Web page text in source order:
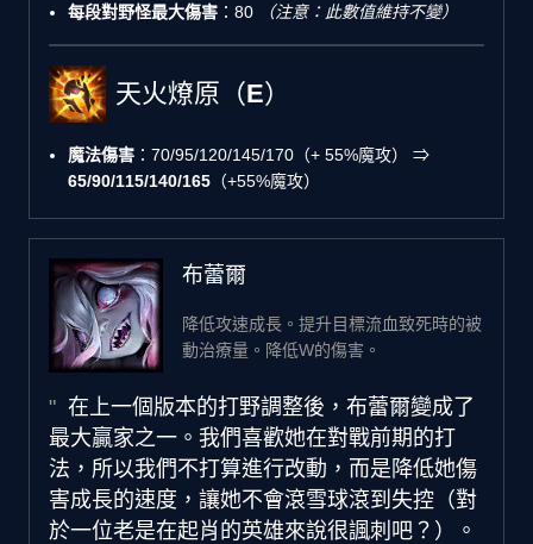
每段對野怪最大傷害 ：80 （注意：此數值維持不變）
天火燎原（E）
魔法傷害 ：70/95/120/145/170（+ 55%魔攻） ⇒
65/90/115/140/165 （+55%魔攻）
布蕾爾
降低攻速成長。提升目標流血致死時的被
動治療量。降低W的傷害。
在上一個版本的打野調整後，布蕾爾變成了
最大贏家之一。我們喜歡她在對戰前期的打
法，所以我們不打算進行改動，而是降低她傷
害成長的速度，讓她不會滾雪球滾到失控（對
於一位老是在起肖的英雄來說很諷刺吧？）。